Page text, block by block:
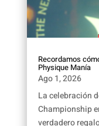
Recordamos
Physique Manía
Ago 1, 2026
La celebración
Championship
verdadero